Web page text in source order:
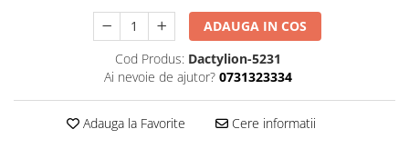
ADAUGA IN COS
Cod Produs: Dactylion-5231
Ai nevoie de ajutor? 0731323334
Adauga la Favorite Cere informatii